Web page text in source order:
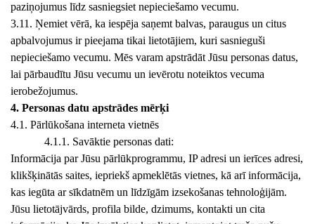
paziņojumus līdz sasniegsiet nepieciešamo vecumu.
3.11. Ņemiet vērā, ka iespēja saņemt balvas, paraugus un citus
apbalvojumus ir pieejama tikai lietotājiem, kuri sasnieguši
nepieciešamo vecumu. Mēs varam apstrādāt Jūsu personas datus,
lai pārbaudītu Jūsu vecumu un ievērotu noteiktos vecuma
ierobežojumus.
4. Personas datu apstrādes mērķi
4.1. Pārlūkošana interneta vietnēs
4.1.1. Savāktie personas dati:
Informācija par Jūsu pārlūkprogrammu, IP adresi un ierīces adresi,
klikšķinātās saites, iepriekš apmeklētās vietnes, kā arī informācija,
kas iegūta ar sīkdatnēm un līdzīgām izsekošanas tehnoloģijām.
Jūsu lietotājvārds, profila bilde, dzimums, kontakti un cita